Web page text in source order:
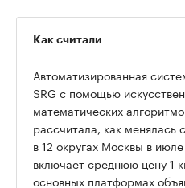
Как считали
Автоматизированная
SRG с помощью
математических
рассчитала, как менялась
в 12 округах Москвы в
включает среднюю цену 1
основных платформах